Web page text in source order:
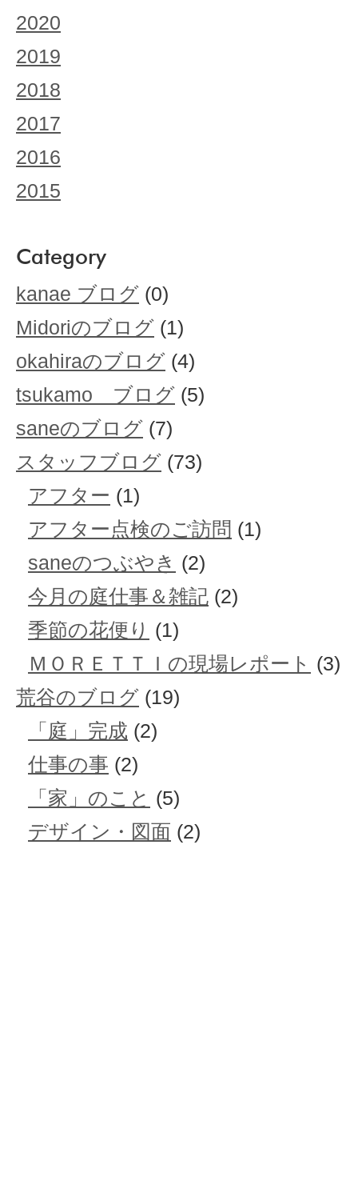
2020
2019
2018
2017
2016
2015
Category
kanae ブログ (0)
Midoriのブログ (1)
okahiraのブログ (4)
tsukamo ブログ (5)
saneのブログ (7)
スタッフブログ (73)
アフター (1)
アフター点検のご訪問 (1)
saneのつぶやき (2)
今月の庭仕事＆雑記 (2)
季節の花便り (1)
ＭＯＲＥＴＴＩの現場レポート (3)
荒谷のブログ (19)
「庭」完成 (2)
仕事の事 (2)
「家」のこと (5)
デザイン・図面 (2)